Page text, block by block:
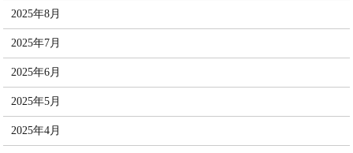
2025年8月
2025年7月
2025年6月
2025年5月
2025年4月